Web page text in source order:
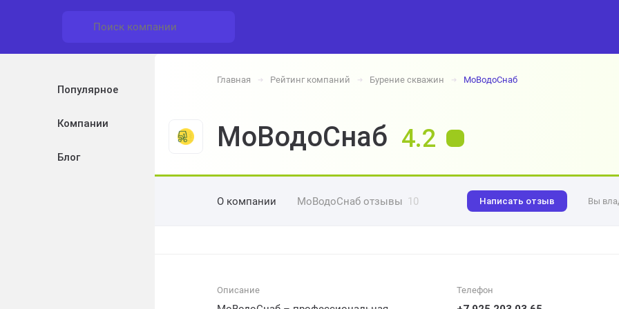
Популярное
Компании
Блог
Главная ➔ Рейтинг компаний ➔ Бурение скважин ➔ МоВодоСнаб
МоВодоСнаб 4.2
О компании МоВодоСнаб отзывы 10 Написать отзыв Вы
Описание Телефон